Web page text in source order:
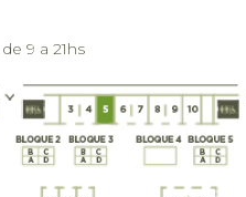
9 a 21hs